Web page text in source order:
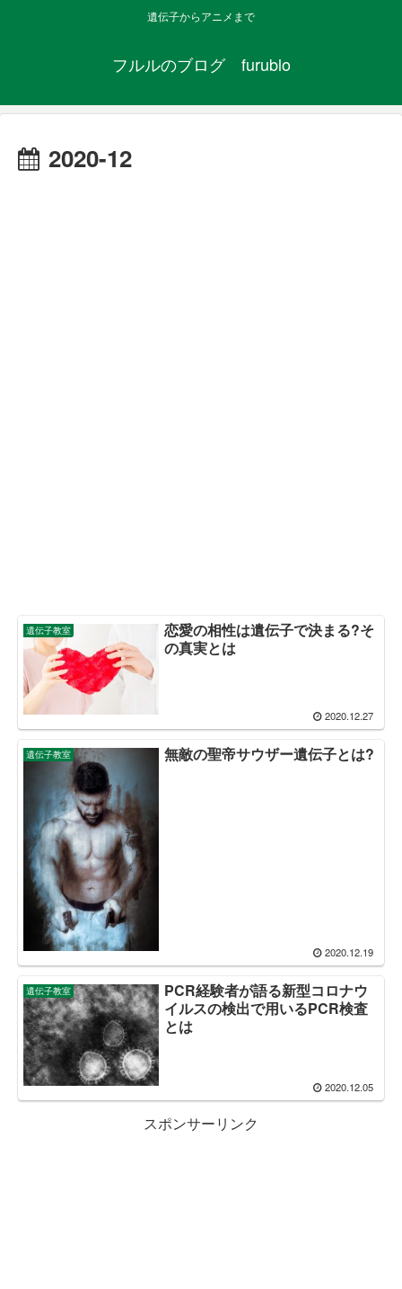
遺伝子からアニメまで
フルルのブログ furublo
2020-12
遺伝子教室
恋愛の相性は遺伝子で決まる?そ
の真実とは
2020.12.27
遺伝子教室 無敵の聖帝サウザー遺伝子とは?
2020.12.19
遺伝子教室
PCR経験者が語る新型コロナウ
イルスの検出で用いるPCR検査
とは
2020.12.05
スポンサーリンク